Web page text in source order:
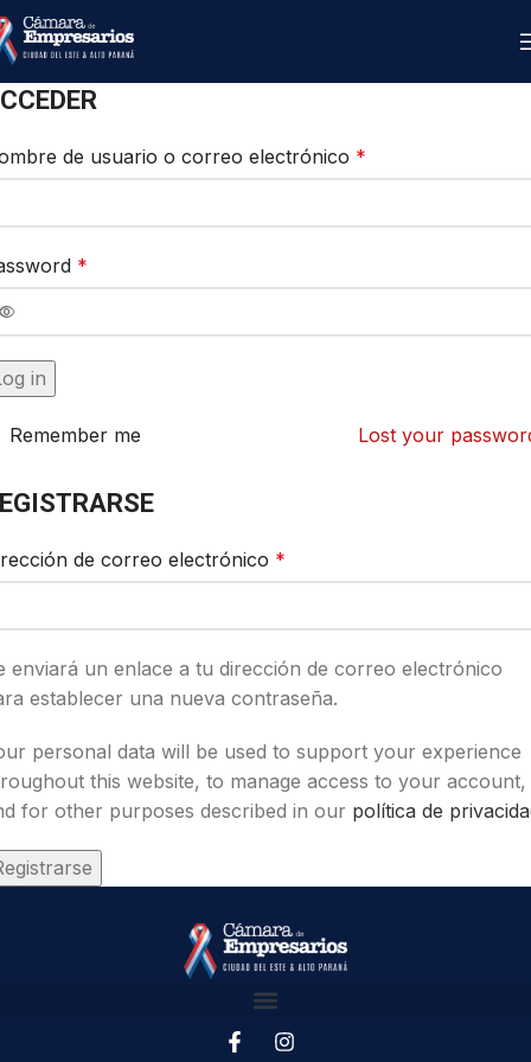
de usuario o correo electrónico *
*
in
Lost your
Remember me
de correo electrónico *
enviará un enlace a tu dirección de correo electrónico
establecer una nueva contraseña.
personal data will be used to support your experience
this website, to manage access to your account,
for other purposes described in our política de